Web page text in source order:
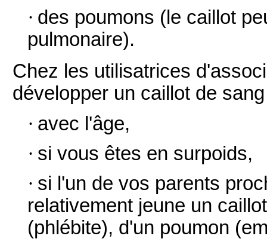
· des poumons (le caillot
pulmonaire).
Chez les utilisatrices
développer un caillot de
· avec l'âge,
· si vous êtes en surpoids,
· si l'un de vos parents
relativement jeune un
(phlébite), d'un poumon